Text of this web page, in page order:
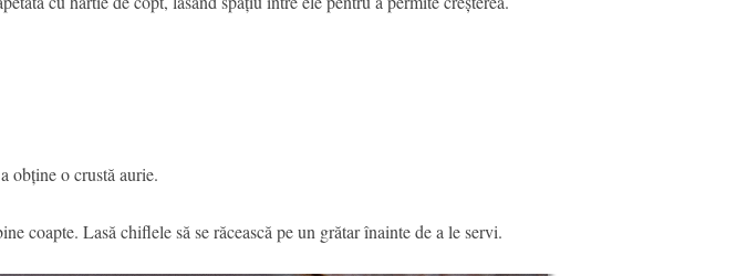
obține o crustă aurie.
coapte. Lasă chiflele să se răcească pe un grătar înainte de a le servi.